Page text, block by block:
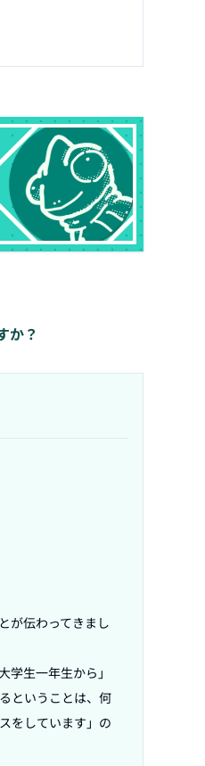
か？
が伝わってきまし
生一年生から」
ということは、何
をしています」の